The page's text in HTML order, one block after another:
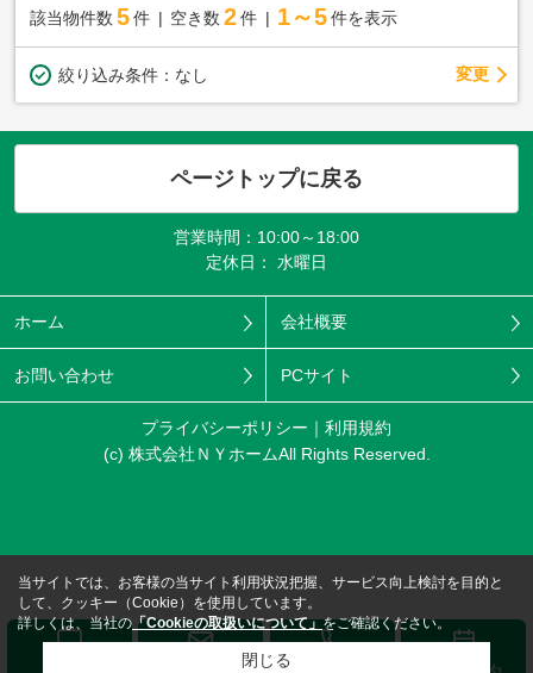
該当物件数 5件 空き数 2 件 1～5 件を表示
絞り込み条件： なし 変更
ページトップに戻る
営業時間：10:00～18:00
定休日： 水曜日
ホーム 会社概要
お問い合わせ PCサイト
プライバシーポリシー
利用規約
(c) 株式会社ＮＹホームAll Rights Reserved.
当サイトでは、お客様の当サイト利用状況把握、サービス向上検討を目的と
して、クッキー（Cookie）を使用しています。
詳しくは、当社の 「Cookieの取扱いについて」をご確認ください。
閉じる